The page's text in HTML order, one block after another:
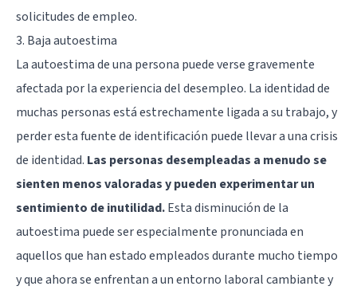
solicitudes de empleo.
3. Baja autoestima
La autoestima de una persona puede verse gravemente
afectada por la experiencia del desempleo. La identidad de
muchas personas está estrechamente ligada a su trabajo, y
perder esta fuente de identificación puede llevar a una crisis
de identidad. Las personas desempleadas a menudo se
sienten menos valoradas y pueden experimentar un
sentimiento de inutilidad.Esta disminución de la
autoestima puede ser especialmente pronunciada en
aquellos que han estado empleados durante mucho tiempo
y que ahora se enfrentan a un entorno laboral cambiante y